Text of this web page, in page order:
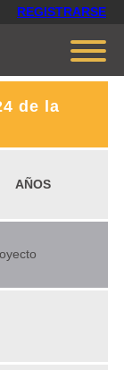
REGISTRARSE
de la
AÑOS